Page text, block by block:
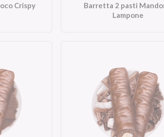
Crispy
Barretta 2 pasti
Lampone